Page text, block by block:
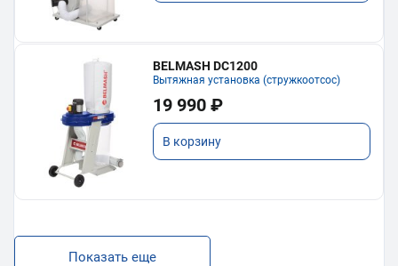
BELMASH DC1200
Вытяжная установка (стружкоотсос)
19 990 ₽
В корзину
Показать еще